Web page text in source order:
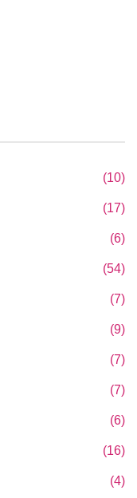
(10)
(17)
(6)
(54)
(7)
(9)
(7)
(7)
(6)
(16)
(4)